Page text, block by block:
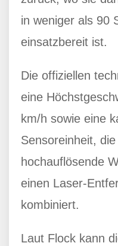
in weniger als 90
einsatzbereit ist.
Die offiziellen
eine
km/h sowie eine
Sensoreinheit,
hochauflösende
einen Laser-
kombiniert.
Laut Flock kann